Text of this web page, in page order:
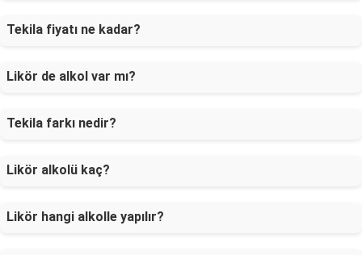
Tekila fiyatı ne kadar?
Likör de alkol var mı?
Tekila farkı nedir?
Likör alkolü kaç?
Likör hangi alkolle yapılır?